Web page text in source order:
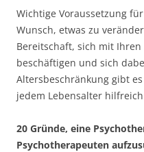
Wichtige Voraussetzung
Wunsch, etwas zu
Bereitschaft, sich mit
beschäftigen und sich
Altersbeschränkung gibt
jedem Lebensalter
20 Gründe, eine
Psychotherapeuten